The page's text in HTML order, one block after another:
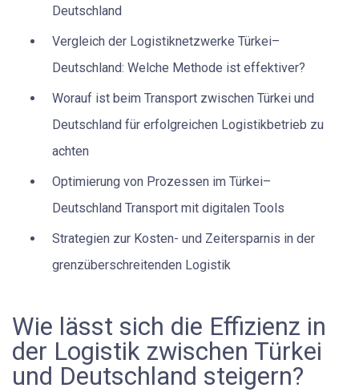
Deutschland
Vergleich der Logistiknetzwerke Türkei–
Deutschland: Welche Methode ist effektiver?
Worauf ist beim Transport zwischen Türkei und
Deutschland für erfolgreichen Logistikbetrieb zu
achten
Optimierung von Prozessen im Türkei–
Deutschland Transport mit digitalen Tools
Strategien zur Kosten- und Zeitersparnis in der
grenzüberschreitenden Logistik
Wie lässt sich die Effizienz in
der Logistik zwischen Türkei
und Deutschland steigern?